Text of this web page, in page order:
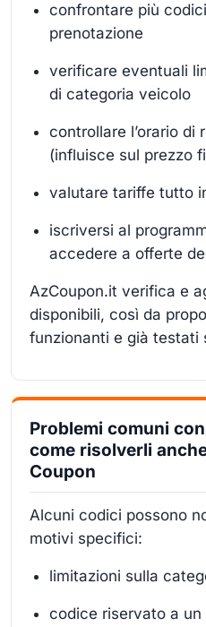
confrontare più
prenotazione
verificare eventuali
di categoria veicolo
controllare l’orario di
(influisce sul prezzo
valutare tariffe tutto
iscriversi al
accedere a offerte
AzCoupon.it verifica e
disponibili, così da
funzionanti e già testati
Problemi comuni
come risolverli
Coupon
Alcuni codici possono
motivi specifici:
limitazioni sulla
codice riservato a